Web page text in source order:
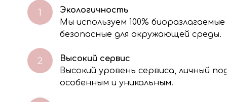
Экологичность
Мы используем 100%
безопасные для окружающей среды.
Высокий сервис
Высокий уровень сервиса, личный
особенным и уникальным.